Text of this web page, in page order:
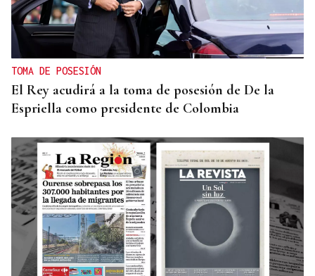
TOMA DE POSESIÓN
El Rey acudirá a la toma de posesión de De la
Espriella como presidente de Colombia